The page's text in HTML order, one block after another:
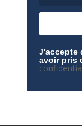
J'accepte
avoir pris